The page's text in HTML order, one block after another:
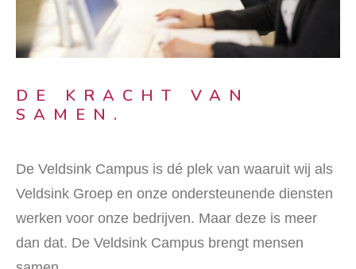
DE KRACHT VAN
SAMEN.
De Veldsink Campus is dé plek van waaruit wij als
Veldsink Groep en onze ondersteunende diensten
werken voor onze bedrijven. Maar deze is meer
dan dat. De Veldsink Campus brengt mensen